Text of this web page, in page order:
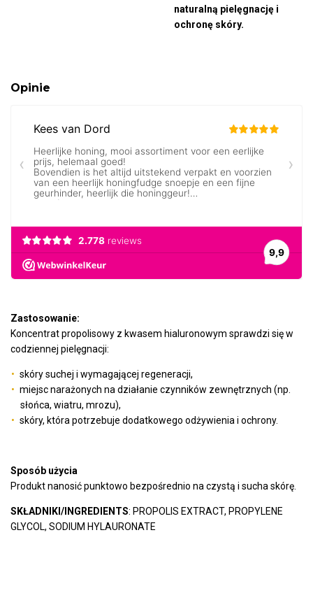
naturalną pielęgnację i
ochronę skóry.
Opinie
Zastosowanie:
Koncentrat propolisowy z kwasem hialuronowym sprawdzi się w
codziennej pielęgnacji:
skóry suchej i wymagającej regeneracji,
miejsc narażonych na działanie czynników zewnętrznych (np.
słońca, wiatru, mrozu),
skóry, która potrzebuje dodatkowego odżywienia i ochrony.
Sposób użycia
Produkt nanosić punktowo bezpośrednio na czystą i sucha skórę.
SKŁADNIKI/INGREDIENTS: PROPOLIS EXTRACT, PROPYLENE
GLYCOL, SODIUM HYLAURONATE